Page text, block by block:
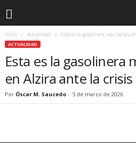
Inicio Actualidad Esta es la gasolinera más barata
ACTUALIDAD
Esta es la gasolinera
en Alzira ante la
Por Óscar M. Saucedo - 5 de marzo de 2026